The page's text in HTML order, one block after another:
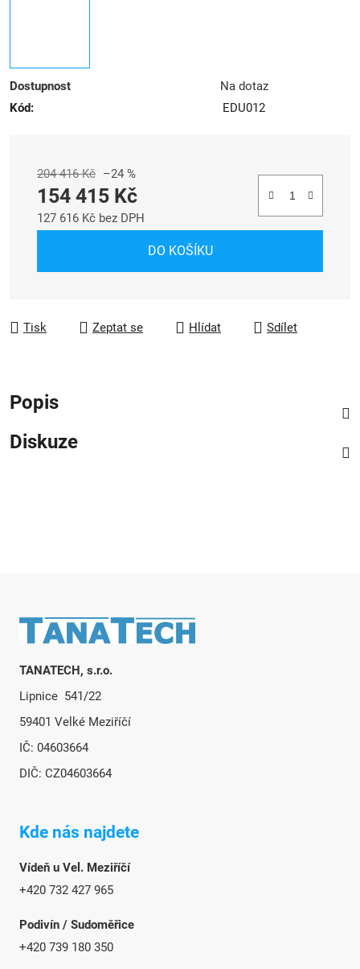
Dostupnost
Na dotaz
Kód:
EDU012
204 416 Kč –24 %
154 415 Kč
127 616 Kč bez DPH
DO KOŠÍKU
Tisk Zeptat se Hlídat Sdílet
Popis
Diskuze
Zápatí
TANATECH, s.r.o.
Lipnice 541/22
59401 Velké Meziříčí
IČ: 04603664
DIČ: CZ04603664
Kde nás najdete
Vídeň u Vel. Meziříčí
+420 732 427 965
Podivín / Sudoměřice
+420 739 180 350